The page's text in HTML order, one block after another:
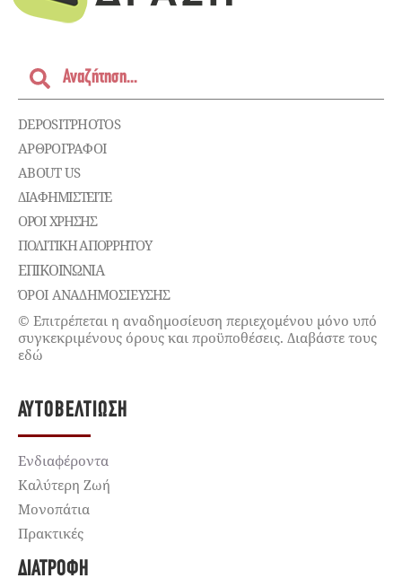
DEPOSITPHOTOS
ΑΡΘΡΟΓΡΑΦΟΙ
ABOUT US
ΔΙΑΦΗΜΙΣΤΕΊΤΕ
ΌΡΟΙ ΧΡΉΣΗΣ
ΠΟΛΙΤΙΚΉ ΑΠΟΡΡΉΤΟΥ
ΕΠΙΚΟΙΝΩΝΊΑ
ΌΡΟΙ ΑΝΑΔΗΜΟΣΙΕΥΣΗΣ
© Επιτρέπεται η αναδημοσίευση περιεχομένου μόνο υπό
συγκεκριμένους όρους και προϋποθέσεις. Διαβάστε τους
εδώ
ΑΥΤΟΒΕΛΤΊΩΣΗ
Ενδιαφέροντα
Καλύτερη Ζωή
Μονοπάτια
Πρακτικές
ΔΙΑΤΡΟΦΉ